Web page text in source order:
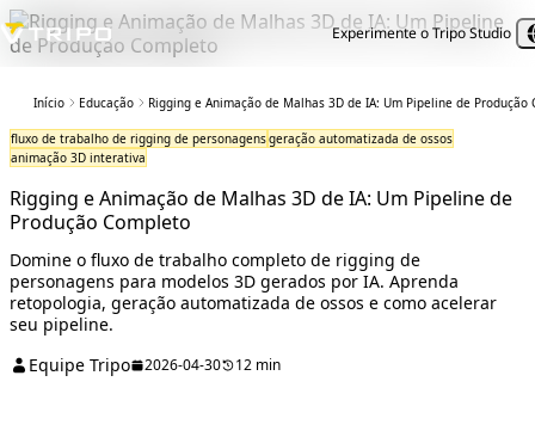
Experimente o Tripo Studio
Início Educação Rigging e Animação de Malhas 3D de IA: Um Pipeline de Produção
fluxo de trabalho de rigging de personagensgeração automatizada de ossos
animação 3D interativa
Rigging e Animação de Malhas 3D de IA: Um Pipeline de
Produção Completo
Domine o fluxo de trabalho completo de rigging de
personagens para modelos 3D gerados por IA. Aprenda
retopologia, geração automatizada de ossos e como acelerar
seu pipeline.
Equipe Tripo
2026-04-30 12 min